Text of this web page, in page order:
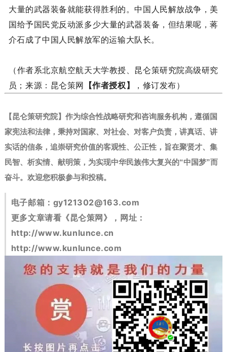
大量的武器装备就能获得胜利的。中国人民解放战争，美
国给予国民党反动派多少大量的武器装备，但结果呢，蒋
介石成了中国人民解放军的运输大队长。
（作者系北京航空航天大学教授、昆仑策研究院高级研究
员；来源：昆仑策网 【作者授权】 ，修订发布）
【昆仑策研究院】作为综合性战略研究和咨询服务机构，遵循国
家宪法和法律，秉持对国家、对社会、对客户负责，讲真话、讲
实话的信条，追崇研究价值的客观性、公正性，旨在聚贤才、集
民智、析实情、献明策，为实现中华民族伟大复兴的“中国梦”而
奋斗。 欢迎您积极参与和投稿。
电子邮箱： gy121302@163.com
更多文章请看《昆仑策网》，网址：
http://www.kunlunce.cn
http://www.kunlunce.com